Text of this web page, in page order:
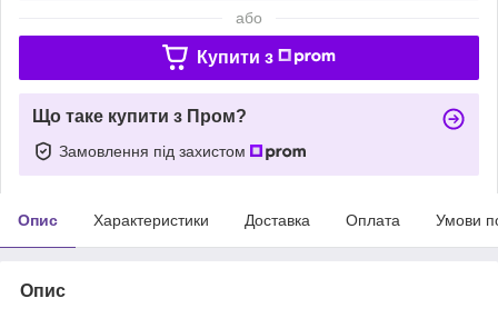
або
Купити з
Що таке купити з Пром?
Замовлення під захистом
Опис Характеристики Доставка Оплата Умови
Опис